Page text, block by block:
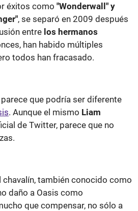
éxitos como "Wonderwall" y
, se separó en 2009 después
entre los hermanos
han habido múltiples
todos han fracasado.
que podría ser diferente
. Aunque el mismo Liam
de Twitter, parece que no
chavalín, también conocido como
daño a Oasis como
que compensar, no sólo a